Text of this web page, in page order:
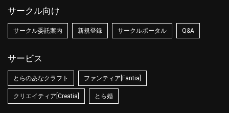
サークル向け
サークル委託案内 新規登録 サークルポータル Q&A
サービス
とらのあなクラフト ファンティア[Fantia]
クリエイティア[Creatia] とら婚